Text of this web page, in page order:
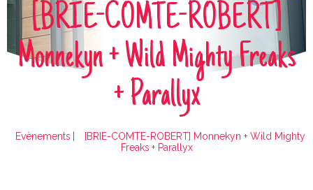
[BRIE-COMTE-ROBERT]
Monnekyn + Wild Mighty Freaks
+ Parallyx
Evènements|
[BRIE-COMTE-ROBERT] Monnekyn + Wild Mighty
Freaks + Parallyx